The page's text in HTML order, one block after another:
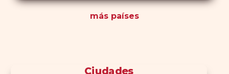
más países
Ciudades